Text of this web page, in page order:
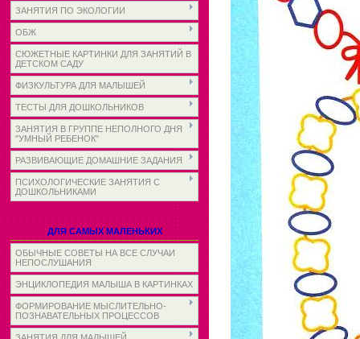
ЗАНЯТИЯ ПО ЭКОЛОГИИ
ОБЖ
СЮЖЕТНЫЕ КАРТИНКИ ДЛЯ ЗАНЯТИЙ В
ДЕТСКОМ САДУ
ФИЗКУЛЬТУРА ДЛЯ МАЛЫШЕЙ
ТЕСТЫ ДЛЯ ДОШКОЛЬНИКОВ
ЗАНЯТИЯ В ГРУППЕ НЕПОЛНОГО ДНЯ
"УМНЫЙ РЕБЕНОК"
РАЗВИВАЮЩИЕ ДОМАШНИЕ ЗАДАНИЯ
ПСИХОЛОГИЧЕСКИЕ ЗАНЯТИЯ С
ДОШКОЛЬНИКАМИ
ДЛЯ САМЫХ МАЛЕНЬКИХ
ОБЫЧНЫЕ СОВЕТЫ НА ВСЕ СЛУЧАИ
НЕПОСЛУШАНИЯ
ЭНЦИКЛОПЕДИЯ МАЛЫША В КАРТИНКАХ
ФОРМИРОВАНИЕ МЫСЛИТЕЛЬНО-
ПОЗНАВАТЕЛЬНЫХ ПРОЦЕССОВ